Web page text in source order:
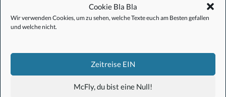
Cookie Bla Bla
Wir verwenden Cookies, um zu sehen, welche Texte euch am Besten gefallen
und welche nicht.
Zeitreise EIN
McFly, du bist eine Null!